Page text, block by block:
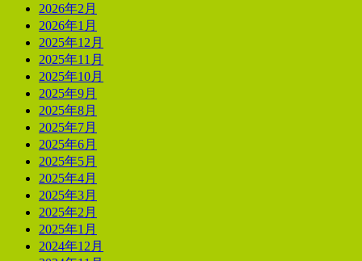
2026年2月
2026年1月
2025年12月
2025年11月
2025年10月
2025年9月
2025年8月
2025年7月
2025年6月
2025年5月
2025年4月
2025年3月
2025年2月
2025年1月
2024年12月